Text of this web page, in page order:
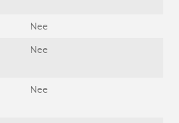
Nee
Nee
Nee